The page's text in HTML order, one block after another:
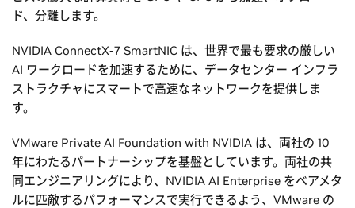
ド、分離します。
NVIDIA ConnectX-7 SmartNIC は、世界で最も要求の厳しい
AI ワークロードを加速するために、データセンター インフラ
ストラクチャにスマートで高速なネットワークを提供しま
す。
VMware Private AI Foundation with NVIDIA は、両社の 10
年にわたるパートナーシップを基盤としています。両社の共
同エンジニアリングにより、NVIDIA AI Enterprise をベアメタ
ルに匹敵するパフォーマンスで実行できるよう、VMware の